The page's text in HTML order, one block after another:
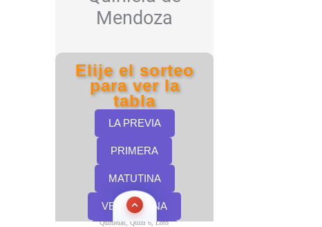
Quinielas, Quini 6, Loto